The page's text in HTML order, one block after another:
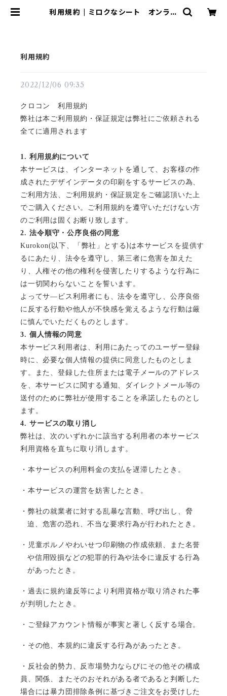
利用規約 | ミロクなシート オンライ
利用規約
2022/12/06 09:35
クロコン 利用規約
弊社は本ご利用規約・保証規定は弊社にご依頼される
全てに適用されます
1. 利用規約について
本サービスは、インターネットを通して、お客様の作
成されたデザインデータの印刷をするサービスの為、
ご利用方法、ご利用規約・保証規定をご確認頂いた上
でご購入ください。ご利用規約を遵守いただけない方
のご利用は固くお断り致します。
2. 法令順守・公序良俗の同意
Kurokon(以下、「弊社」とする )は本サービスを提供す
るにあたり、法令を遵守し、第三者に危害を加えた
り、人権その他の権利を侵害したりするような行為に
は一切関わらないことを誓います。
よってサ―ビス利用者にも、法令を遵守し、公序良俗
に反する行動や他人が不快感を覚えるような行動は厳
に慎んでいただくものとします。
3. 個人情報の同意
本サービス利用者は、利用にあたってのユーザー登録
時に、必要な個人情報の提供に同意したものとしま
す。また、登録した住所または電子メールのアドレス
を、本サービスに関する通知、ダイレクトメール等の
送付のために弊社が使用することを承諾したものとし
ます。
4. サービスの取り消し
弊社は、次のいずれかに該当する利用者の本サービス
利用資格を直ちに取り消します。
・本サービスの利用料金の支払を遅滞したとき。
・本サービスの運営を妨害したとき。
・弊社の就業者に対する乱暴な言動、呼び出し、脅
迫、危害の恐れ、不当な要求行為が行われたとき。
・児童ポルノやわいせつ印刷物の作成依頼、また名誉
や信用毀損などの犯罪的行為や法令に違反する行為
があったとき。
・過去に規約違反等により利用資格が取り消された事
が判明したとき。
・ご登録アカウント情報が事実と著しく反する場合。
・その他、本規約に違反する行為があったとき。
・反社会的勢力、反市場勢力ならびにその他その構成
員、関係、またそのおそれがある者であると判断した
場合には暴力団排除条例に基づきご注文をお受けした